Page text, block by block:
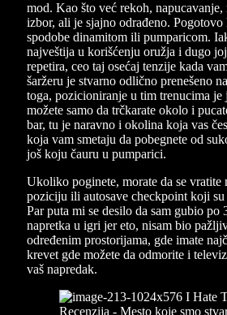
mod. Kao što već rekoh,
izbor, ali je sjajno odrađeno. Pogotovo
spodobe dinamitom ili pumparicom.
najveštija u korišćenju oružja i dugo
repetira, ceo taj osećaj tenzije kada
šaržeru je stvarno odlično prenešeno
toga, pozicioniranje u tim trenucima je
možete samo da trčkarate okolo i
bar, tu je naravno i okolina koja vas
koja vam smetaju da pobegnete od
još koju čauru u pumparici.
Ukoliko poginete, morate da se vratite
poziciju ili autosave checkpoint koji
Par puta mi se desilo da sam gubio po
napretka u igri jer eto, nisam bio
određenim prostorijama, gde imate
krevet gde možete da odmorite i
vaš napredak.